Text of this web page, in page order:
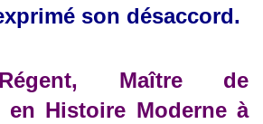
son désaccord.
Maître de
en Histoire Moderne à